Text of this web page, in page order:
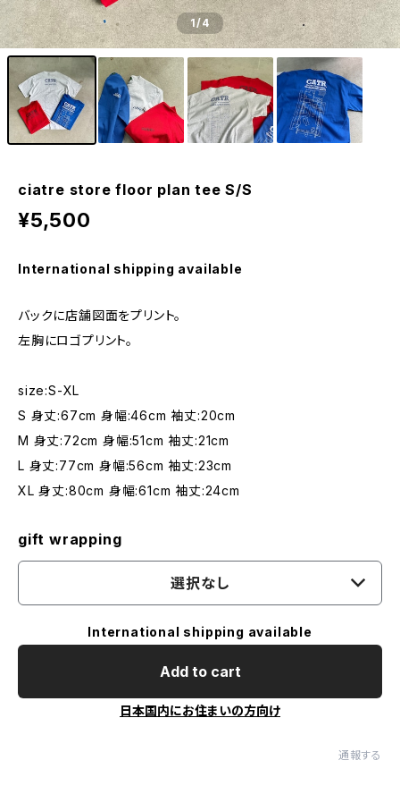
1/4
ciatre store floor plan tee S/S
¥5,500
International shipping available
バックに店舗図面をプリント。
左胸にロゴプリント。
size:S-XL
S 身丈:67cm 身幅:46cm 袖丈:20cm
M 身丈:72cm 身幅:51cm 袖丈:21cm
L 身丈:77cm 身幅:56cm 袖丈:23cm
XL 身丈:80cm 身幅:61cm 袖丈:24cm
gift wrapping
選択なし
International shipping available
Add to cart
日本国内にお住まいの方向け
通報する